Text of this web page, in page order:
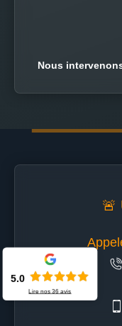
Nous
🚨
5.0
Lire nos36 avis